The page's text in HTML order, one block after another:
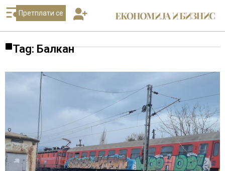
Претплати се
Tag: Балкан